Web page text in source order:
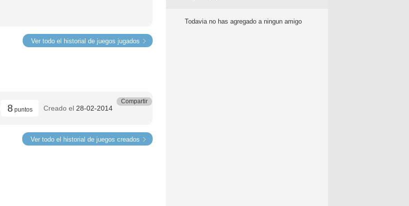
Ver todo el historial de juegos jugados
8puntos Creado el 28-02-2014
Compartir
Ver todo el historial de juegos creados
Todavia no has agregado a ningun amigo